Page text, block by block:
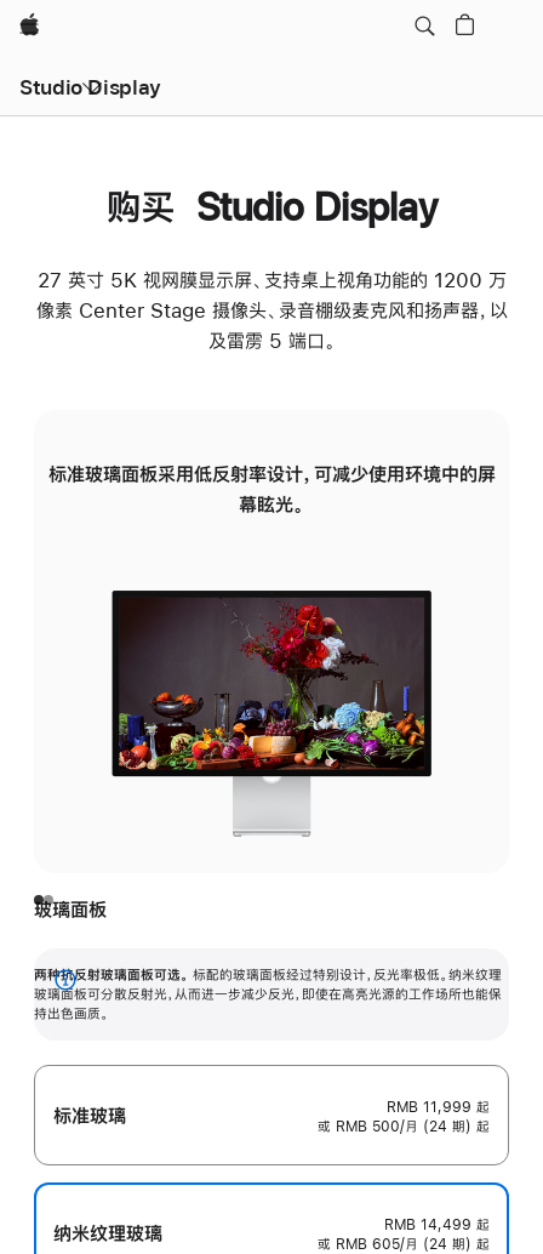
Apple
Studio Display
购买 Studio Display
27 英寸 5K 视网膜显示屏、支持桌上视角功能的 1200 万
像素 Center Stage 摄像头、录音棚级麦克风和扬声器，以
及雷雳 5 端口。
标准玻璃面板采用低反射率设计，可减少使用环境中的屏
幕眩光。
玻璃面板
两种抗反射玻璃面板可选。 标配的玻璃面板经过特别设计，反光率极低。纳米纹理
玻璃面板可分散反射光，从而进一步减少反光，即使在高亮光源的工作场所也能保
持出色画质。
展
开
标准玻璃 RMB 11,999 起
或 RMB 500/月 (24 期) 起
纳米纹理玻璃 RMB 14,499 起
或 RMB 605/月 (24 期) 起